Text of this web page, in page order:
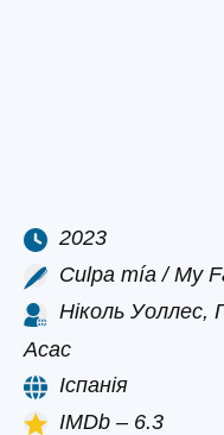
2023
Culpa mía / My
Ніколь Уоллес,
Асас
Іспанія
IMDb – 6.3